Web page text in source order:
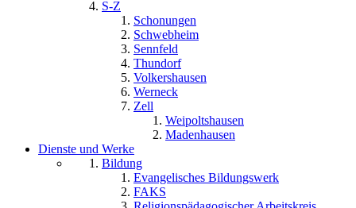
S-Z
Schonungen
Schwebheim
Sennfeld
Thundorf
Volkershausen
Werneck
Zell
Weipoltshausen
Madenhausen
Dienste und Werke
Bildung
Evangelisches Bildungswerk
FAKS